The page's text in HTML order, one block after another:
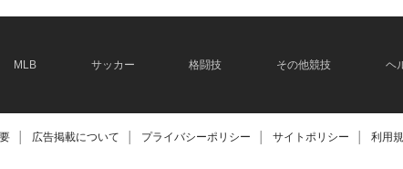
MLB サッカー 格闘技 その他競技 ヘ
広告掲載について プライバシーポリシー サイトポリシー 利用